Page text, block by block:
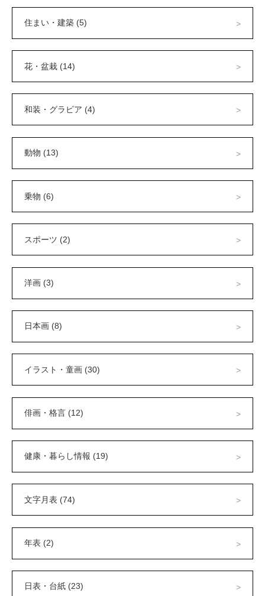
住まい・建築 (5)
花・盆栽 (14)
和装・グラビア (4)
動物 (13)
乗物 (6)
スポーツ (2)
洋画 (3)
日本画 (8)
イラスト・童画 (30)
俳画・格言 (12)
健康・暮らし情報 (19)
文字月表 (74)
年表 (2)
日表・台紙 (23)